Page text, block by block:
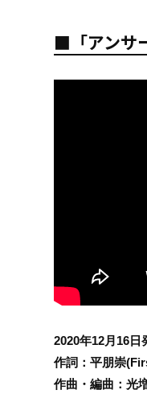
■「アンサ
2020年12月16
作詞：平朋崇
作曲・編曲：光